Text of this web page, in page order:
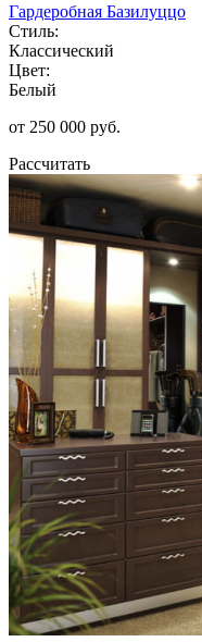
Гардеробная Базилуццо
Стиль:
Классический
Цвет:
Белый
от 250 000 руб.
Рассчитать